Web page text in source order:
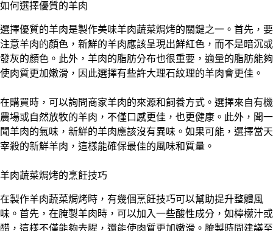
如何選擇優質的羊肉
選擇優質的羊肉是製作美味羊肉蔬菜焗烤的關鍵之一。首先，要
注意羊肉的顏色，新鮮的羊肉應該呈現出鮮紅色，而不是暗沉或
發灰的顏色。此外，羊肉的脂肪分布也很重要，適量的脂肪能夠
使肉質更加嫩滑，因此選擇有些許大理石紋理的羊肉會更佳。
在購買時，可以詢問商家羊肉的來源和飼養方式。選擇來自有機
農場或自然放牧的羊肉，不僅口感更佳，也更健康。此外，聞一
聞羊肉的氣味，新鮮的羊肉應該沒有異味。如果可能，選擇當天
宰殺的新鮮羊肉，這樣能確保最佳的風味和質量。
羊肉蔬菜焗烤的烹飪技巧
在製作羊肉蔬菜焗烤時，有幾個烹飪技巧可以幫助提升整體風
味。首先，在腌製羊肉時，可以加入一些酸性成分，如檸檬汁或
醋，這樣不僅能夠去腥，還能使肉質更加嫩滑。腌製時間建議至